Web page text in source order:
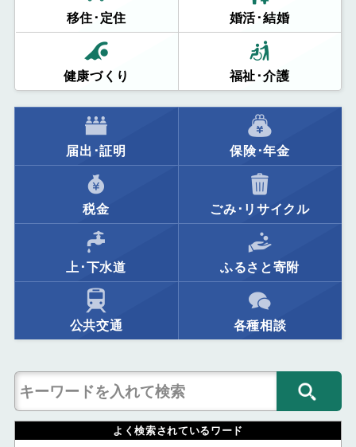
移住･定住 婚活･結婚
健康づくり 福祉･介護
届出･証明 保険･年金
税金 ごみ･リサイクル
上･下水道 ふるさと寄附
公共交通 各種相談
よく検索されているワード